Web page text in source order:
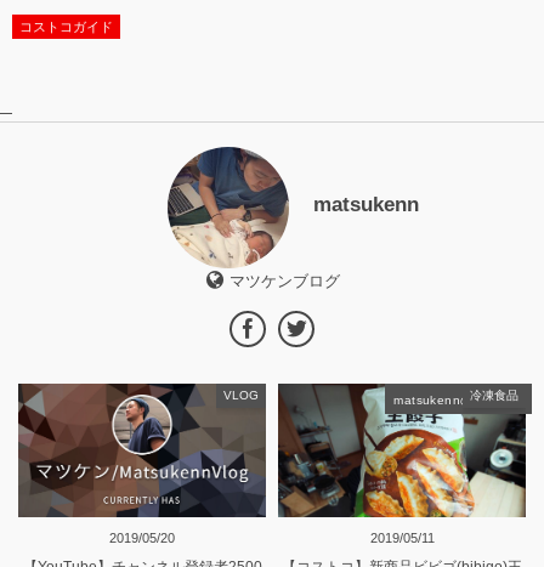
コストコガイド
matsukenn
マツケンブログ
2019/05/20
VLOG
2019/05/11
冷凍食品
matsukennの記事一覧